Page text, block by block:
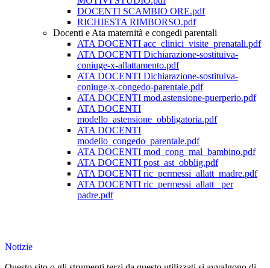
DOCENTI SCAMBIO ORE.pdf
RICHIESTA RIMBORSO.pdf
Docenti e Ata maternità e congedi parentali
ATA DOCENTI acc_clinici_visite_prenatali.pdf
ATA DOCENTI Dichiarazione-sostituiva-
coniuge-x-allattamento.pdf
ATA DOCENTI Dichiarazione-sostituiva-
coniuge-x-congedo-parentale.pdf
ATA DOCENTI mod.astensione-puerperio.pdf
ATA DOCENTI
modello_astensione_obbligatoria.pdf
ATA DOCENTI
modello_congedo_parentale.pdf
ATA DOCENTI mod_cong_mal_bambino.pdf
ATA DOCENTI post_ast_obblig.pdf
ATA DOCENTI ric_permessi_allatt_madre.pdf
ATA DOCENTI ric_permessi_allatt_ per
padre.pdf
Notizie